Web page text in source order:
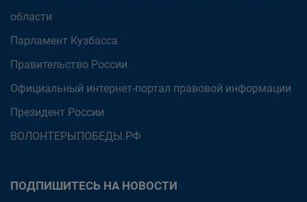
области
Парламент Кузбасса
Правительство России
Официальный интернет-портал правовой информации
Президент России
ВОЛОНТЕРЫПОБЕДЫ.РФ
ПОДПИШИТЕСЬ НА НОВОСТИ